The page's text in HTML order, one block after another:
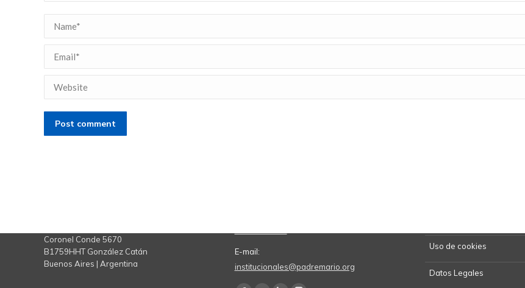
Name *
Email *
Website
Post comment
Coronel Conde 5670
B1759HHT González Catán
Buenos Aires | Argentina
E-mail:
institucionales@padremario.org
Uso de cookies
Datos Legales